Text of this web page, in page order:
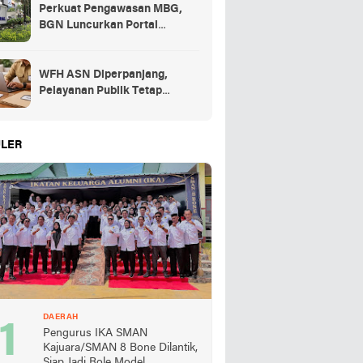
Perkuat Pengawasan MBG,
BGN Luncurkan Portal
WFH ASN Diperpanjang,
Pelayanan Publik Tetap
DAERAH
Pengurus IKA SMAN
Kajuara/SMAN 8 Bone Dilantik,